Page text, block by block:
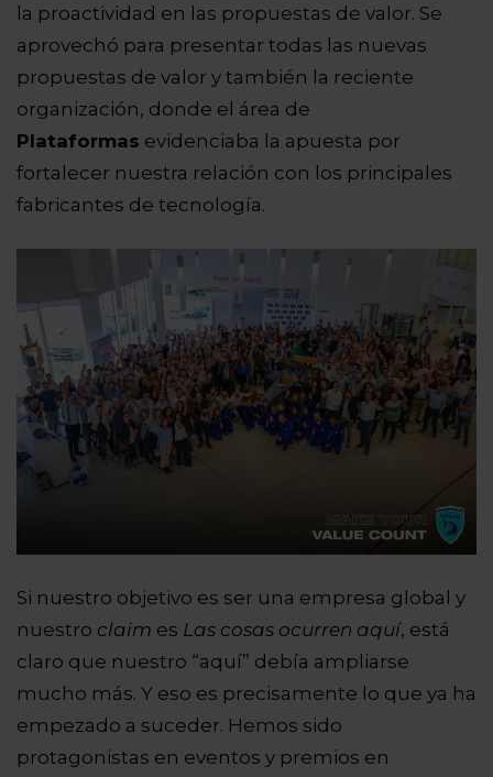
la proactividad en las propuestas de valor. Se
aprovechó para presentar todas las nuevas
propuestas de valor y también la reciente
organización, donde el área de
Plataformas evidenciaba la apuesta por
fortalecer nuestra relación con los principales
fabricantes de tecnología.
Si nuestro objetivo es ser una empresa global y
nuestro claim es Las cosas ocurren aquí, está
claro que nuestro “aquí” debía ampliarse
mucho más. Y eso es precisamente lo que ya ha
empezado a suceder. Hemos sido
protagonistas en eventos y premios en